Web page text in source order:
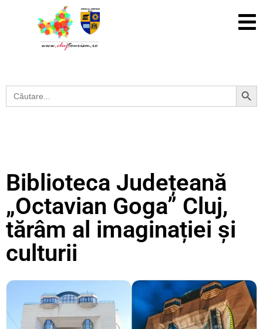
Search
for:
Search Button
Biblioteca Județeană
„Octavian Goga” Cluj,
tărâm al imaginației și
culturii